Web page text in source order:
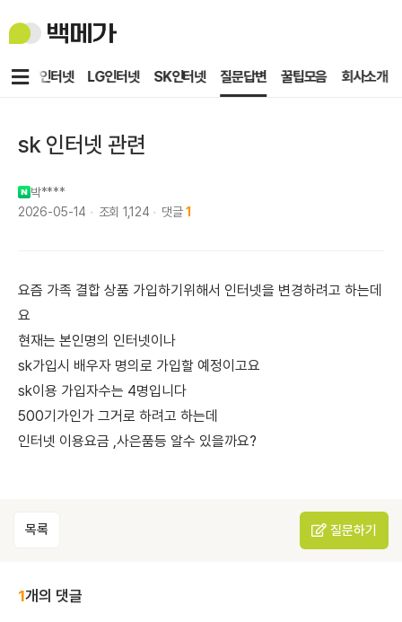
백
메
KT인터넷 LG인터넷 SK인터넷 질문답변 꿀팁모음 회사소개
메
sk 인터넷 관련
박****
2026-05-14
조회 1,124 댓글 1
요즘 가족 결합 상품 가입하기위해서 인터넷을 변경하려고 하는데
요
현재는 본인명의 인터넷이나
sk가입시 배우자 명의로 가입할 예정이고요
sk이용 가입자수는 4명입니다
500기가인가 그거로 하려고 하는데
인터넷 이용요금 ,사은품등 알수 있을까요?
목록 질문하기
1개의 댓글